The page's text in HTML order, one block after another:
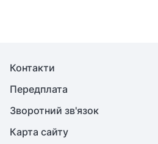
Контакти
Передплата
Зворотний зв'язок
Карта сайту